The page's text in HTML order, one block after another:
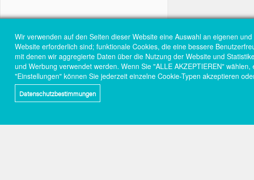
Social-
links
Wir verwenden auf den Seiten dieser Website eine Auswahl an eigenen
Website erforderlich sind; funktionale Cookies, die eine bessere
mit denen wir aggregierte Daten über die Nutzung der Website und
und Werbung verwendet werden. Wenn Sie "ALLE AKZEPTIEREN"
"Einstellungen" können Sie jederzeit einzelne Cookie-Typen akzeptieren
Datenschutzbestimmungen